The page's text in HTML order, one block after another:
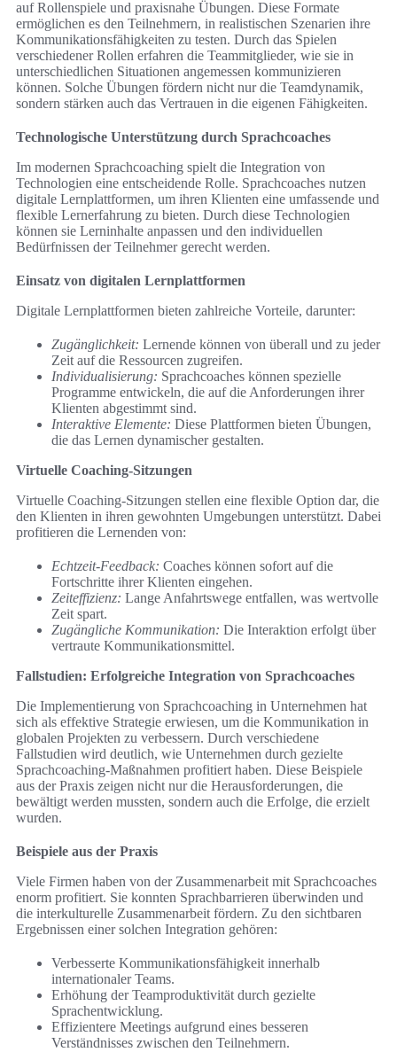
auf Rollenspiele und praxisnahe Übungen. Diese Formate
ermöglichen es den Teilnehmern, in realistischen Szenarien ihre
Kommunikationsfähigkeiten zu testen. Durch das Spielen
verschiedener Rollen erfahren die Teammitglieder, wie sie in
unterschiedlichen Situationen angemessen kommunizieren
können. Solche Übungen fördern nicht nur die Teamdynamik,
sondern stärken auch das Vertrauen in die eigenen Fähigkeiten.
Technologische Unterstützung durch Sprachcoaches
Im modernen Sprachcoaching spielt die Integration von
Technologien eine entscheidende Rolle. Sprachcoaches nutzen
digitale Lernplattformen, um ihren Klienten eine umfassende und
flexible Lernerfahrung zu bieten. Durch diese Technologien
können sie Lerninhalte anpassen und den individuellen
Bedürfnissen der Teilnehmer gerecht werden.
Einsatz von digitalen Lernplattformen
Digitale Lernplattformen bieten zahlreiche Vorteile, darunter:
Zugänglichkeit: Lernende können von überall und zu jeder
Zeit auf die Ressourcen zugreifen.
Individualisierung: Sprachcoaches können spezielle
Programme entwickeln, die auf die Anforderungen ihrer
Klienten abgestimmt sind.
Interaktive Elemente: Diese Plattformen bieten Übungen,
die das Lernen dynamischer gestalten.
Virtuelle Coaching-Sitzungen
Virtuelle Coaching-Sitzungen stellen eine flexible Option dar, die
den Klienten in ihren gewohnten Umgebungen unterstützt. Dabei
profitieren die Lernenden von:
Echtzeit-Feedback: Coaches können sofort auf die
Fortschritte ihrer Klienten eingehen.
Zeiteffizienz: Lange Anfahrtswege entfallen, was wertvolle
Zeit spart.
Zugängliche Kommunikation: Die Interaktion erfolgt über
vertraute Kommunikationsmittel.
Fallstudien: Erfolgreiche Integration von Sprachcoaches
Die Implementierung von Sprachcoaching in Unternehmen hat
sich als effektive Strategie erwiesen, um die Kommunikation in
globalen Projekten zu verbessern. Durch verschiedene
Fallstudien wird deutlich, wie Unternehmen durch gezielte
Sprachcoaching-Maßnahmen profitiert haben. Diese Beispiele
aus der Praxis zeigen nicht nur die Herausforderungen, die
bewältigt werden mussten, sondern auch die Erfolge, die erzielt
wurden.
Beispiele aus der Praxis
Viele Firmen haben von der Zusammenarbeit mit Sprachcoaches
enorm profitiert. Sie konnten Sprachbarrieren überwinden und
die interkulturelle Zusammenarbeit fördern. Zu den sichtbaren
Ergebnissen einer solchen Integration gehören:
Verbesserte Kommunikationsfähigkeit innerhalb
internationaler Teams.
Erhöhung der Teamproduktivität durch gezielte
Sprachentwicklung.
Effizientere Meetings aufgrund eines besseren
Verständnisses zwischen den Teilnehmern.